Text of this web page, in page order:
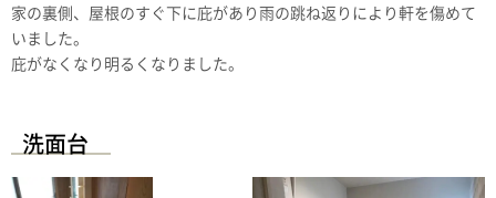
家の裏側、屋根のすぐ下に庇があり雨の跳ね返りにより軒を傷めて
いました。
庇がなくなり明るくなりました。
洗面台